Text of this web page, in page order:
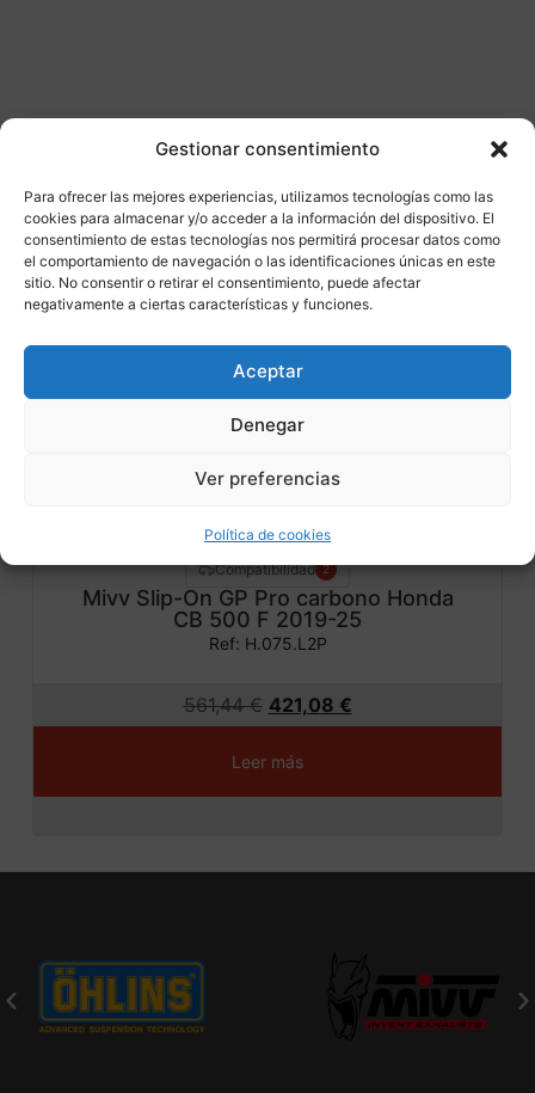
Gestionar consentimiento
Para ofrecer las mejores experiencias, utilizamos tecnologías como las
cookies para almacenar y/o acceder a la información del dispositivo. El
consentimiento de estas tecnologías nos permitirá procesar datos como
el comportamiento de navegación o las identificaciones únicas en este
sitio. No consentir o retirar el consentimiento, puede afectar
negativamente a ciertas características y funciones.
Aceptar
Denegar
Ver preferencias
Política de cookies
Otros productos
CONSULTAR DISPONIBILIDAD
Compatibilidad 2
Mivv Slip-On GP Pro carbono Honda
CB 500 F 2019-25
Ref: H.075.L2P
561,44€ 421,08 €
Leer más